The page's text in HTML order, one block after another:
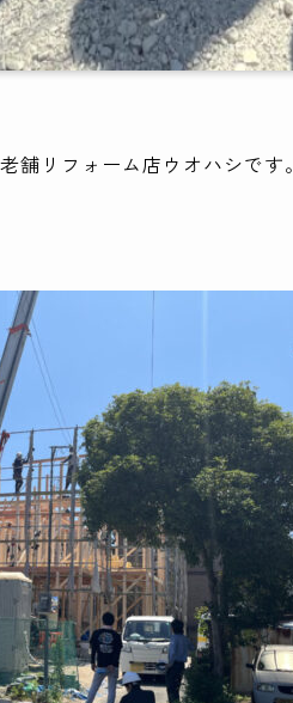
舗リフォーム店ウオハシです。